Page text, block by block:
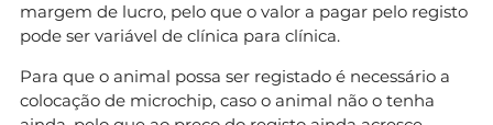
margem de lucro, pelo que o valor a pagar pelo registo
pode ser variável de clínica para clínica.
Para que o animal possa ser registado é necessário a
colocação de microchip, caso o animal não o tenha